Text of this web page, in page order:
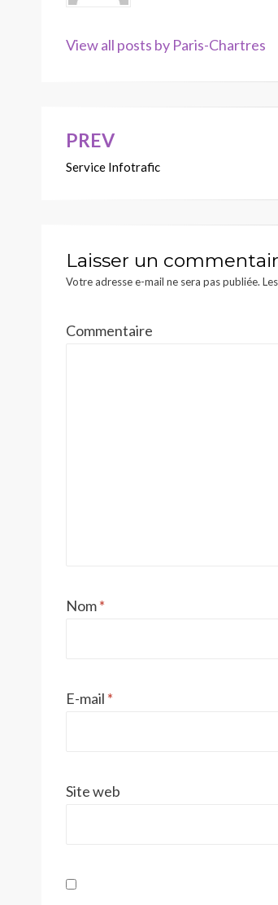
View all posts by Paris-Chartres
Navigation
de
PREV
Service Infotrafic
Laisser un
Votre adresse e-mail ne sera pas publiée.
Commentaire
Nom*
E-mail *
Site web